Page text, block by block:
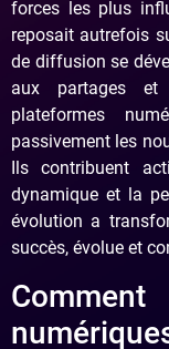
forces les plus
reposait autrefois
de diffusion se
aux partages et
plateformes
passivement les
Ils contribuent
dynamique et la
évolution a
succès, évolue et